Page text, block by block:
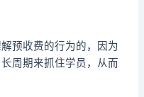
预收费的行为的，因为
周期来抓住学员，从而